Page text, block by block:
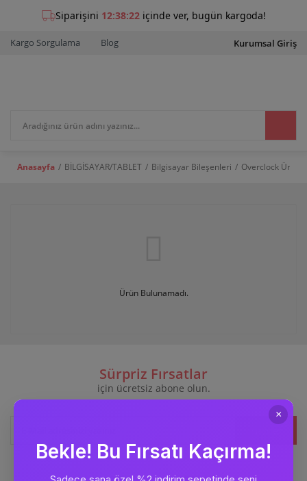
Kargo Sorgulama Blog Kurumsal Giriş
Anasayfa BİLGİSAYAR/TABLET Bilgisayar Bileşenleri Overclock
Ürün Bulunamadı.
Sürpriz Fırsatlar
için ücretsiz abone olun.